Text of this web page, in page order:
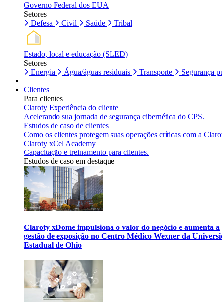
Governo Federal dos EUA
Setores
Defesa
Civil Saúde Tribal
Estado, local e educação (SLED)
Setores
Energia
Água/águas residuais Transporte Segurança
Clientes
Para clientes
Claroty Experiência do cliente
Acelerando sua jornada de segurança cibernética do CPS.
Estudos de caso de clientes
Como os clientes protegem suas operações críticas com a
Claroty xCel Academy
Capacitação e treinamento para clientes.
Estudos de caso em destaque
Claroty xDome impulsiona o valor do negócio e aumenta a
gestão de exposição no Centro Médico Wexner da
Estadual de Ohio